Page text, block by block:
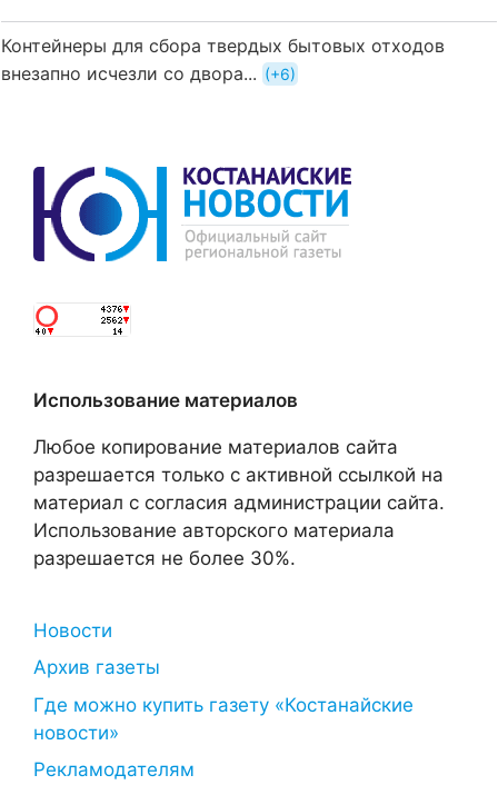
Контейнеры для сбора твердых бытовых отходов
внезапно исчезли со двора...
+6
Использование материалов
Любое копирование материалов сайта
разрешается только с активной ссылкой на
материал с согласия администрации сайта.
Использование авторского материала
разрешается не более 30%.
Новости
Архив газеты
Где можно купить газету «Костанайские
новости»
Рекламодателям